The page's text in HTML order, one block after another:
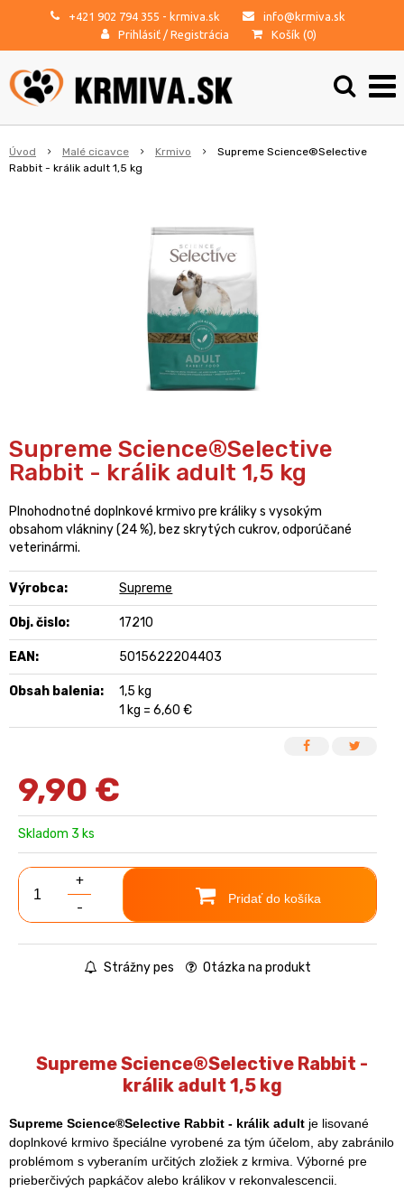
+421 902 794 355 - krmiva.sk
info@krmiva.sk
Prihlásiť / Registrácia Košík (0)
Úvod Malé cicavce Krmivo
Supreme Science®Selective
Rabbit - králik adult 1,5 kg
Supreme Science®Selective
Rabbit - králik adult 1,5 kg
Plnohodnotné doplnkové krmivo pre králiky s vysokým
obsahom vlákniny (24 %), bez skrytých cukrov, odporúčané
veterinármi.
Výrobca: Supreme
Obj. čislo: 17210
EAN: 5015622204403
Obsah balenia:
1,5 kg
1 kg = 6,60 €
9,90 €
Skladom 3 ks
+
-
Pridať do košíka
Strážny pes Otázka na produkt
Supreme Science®Selective Rabbit -
králik adult 1,5 kg
Supreme Science®Selective Rabbit - králik adult je lisované
doplnkové krmivo špeciálne vyrobené za tým účelom, aby zabránilo
problémom s vyberaním určitých zložiek z krmiva. Výborné pre
prieberčivých papkáčov alebo králikov v rekonvalescencii.